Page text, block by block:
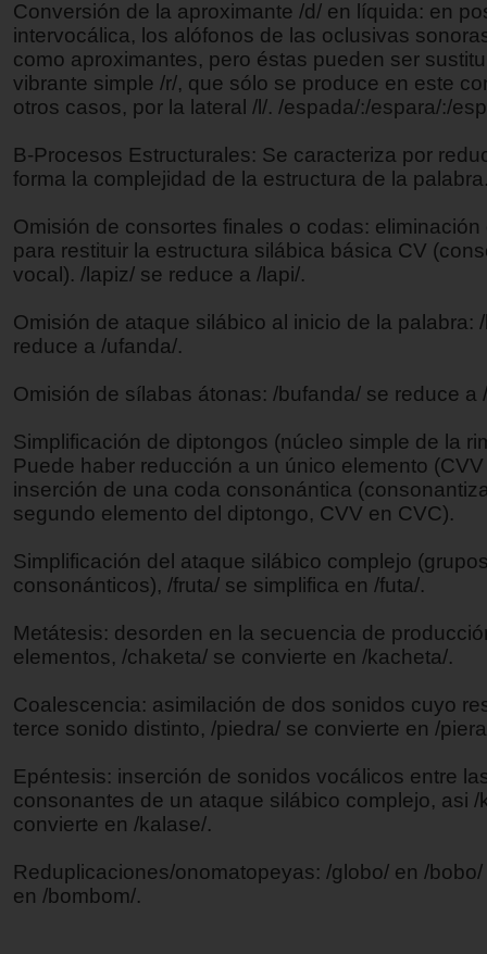
Conversión de la aproximante /d/ en líquida: en
intervocálica, los alófonos de las oclusivas
como aproximantes, pero éstas pueden ser
vibrante simple /r/, que sólo se produce en este
otros casos, por la lateral /l/. /espada/:/espara/:/
B-Procesos Estructurales: Se caracteriza por
forma la complejidad de la estructura de la
Omisión de consortes finales o codas:
para restituir la estructura silábica básica CV
vocal). /lapiz/ se reduce a /lapi/.
Omisión de ataque silábico al inicio de la palabra:
reduce a /ufanda/.
Omisión de sílabas átonas: /bufanda/ se reduce a
Simplificación de diptongos (núcleo simple de la
Puede haber reducción a un único elemento
inserción de una coda consonántica
segundo elemento del diptongo, CVV en CVC).
Simplificación del ataque silábico complejo
consonánticos), /fruta/ se simplifica en /futa/.
Metátesis: desorden en la secuencia de
elementos, /chaketa/ se convierte en /kacheta/.
Coalescencia: asimilación de dos sonidos cuyo
terce sonido distinto, /piedra/ se convierte en /
Epéntesis: inserción de sonidos vocálicos entre
consonantes de un ataque silábico complejo, asi /
convierte en /kalase/.
Reduplicaciones/onomatopeyas: /globo/ en /
en /bombom/.